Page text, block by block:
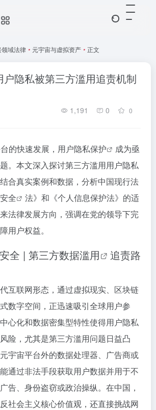
领域法律 • 元宇宙与虚拟资产 • 正文
户隐私被第三方滥用追责机制
1,191 0 0
的快速发展，用户隐私保护
成为亟
。本文深入探讨第三方滥用用户隐私
合真实案例和数据，分析中国现行法
全
法》和《个人信息保护法》的适
法律发展方向，强调在党的领导下完
用户权益。
全 | 第三方数据滥用
追责路
互联网形态，通过虚拟现实、区块链
数字空间，正迅速吸引全球用户参
心化和数据密集型特性使得用户隐私
险，尤其是第三方滥用问题日益凸
宇宙平台外的数据处理器、广告商或
通过非法手段获取用户数据并用于不
告、身份盗窃或政治操纵。在中国，
社会主义核心价值观，还直接挑战网